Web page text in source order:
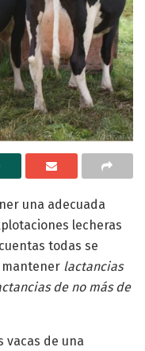
una adecuada
lecheras
todas se
mantener lactancias
de no más de
vacas de una